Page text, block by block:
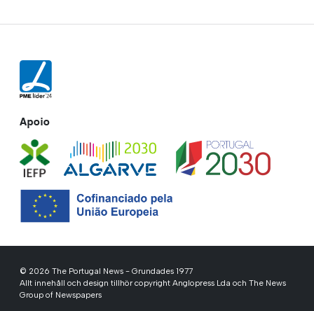
Apoio
© 2026 The Portugal News - Grundades 1977
Allt innehåll och design tillhör copyright Anglopress Lda och The News
Group of Newspapers